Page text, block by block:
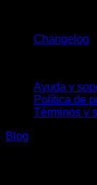
Changelog
Ayuda y
Política de
Términos y
Blog